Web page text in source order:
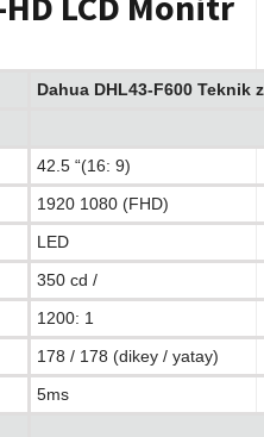
Dahua DHL43-F600 Teknik
42.5 “(16: 9)
1920 1080 (FHD)
LED
350 cd /
1200: 1
178 / 178 (dikey / yatay)
5ms